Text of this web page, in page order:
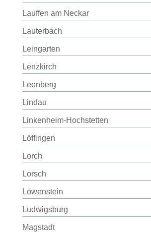
Lauffen am Neckar
Lauterbach
Leingarten
Lenzkirch
Leonberg
Lindau
Linkenheim-Hochstetten
Löffingen
Lorch
Lorsch
Löwenstein
Ludwigsburg
Magstadt